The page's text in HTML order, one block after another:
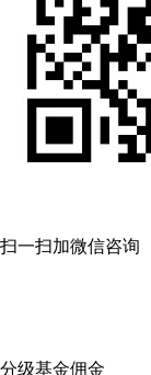
扫一扫加微信咨询
分级基金佣金